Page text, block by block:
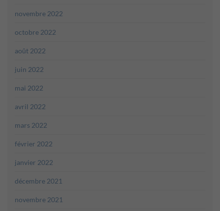
novembre 2022
octobre 2022
août 2022
juin 2022
mai 2022
avril 2022
mars 2022
février 2022
janvier 2022
décembre 2021
novembre 2021